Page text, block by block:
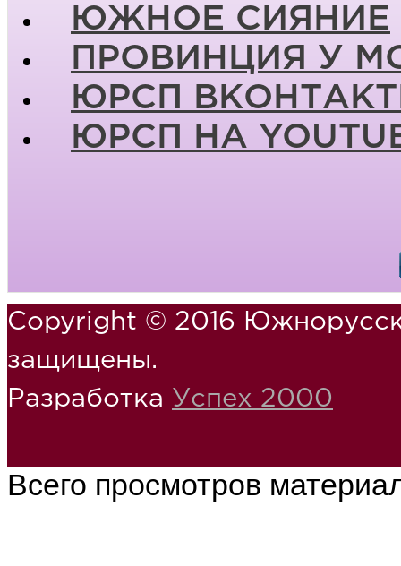
ЮЖНОЕ СИЯНИЕ
ПРОВИНЦИЯ У
ЮРСП
ЮРСП НА
Copyright © 2016
защищены.
Разработка Успех 2000
Всего просмотров